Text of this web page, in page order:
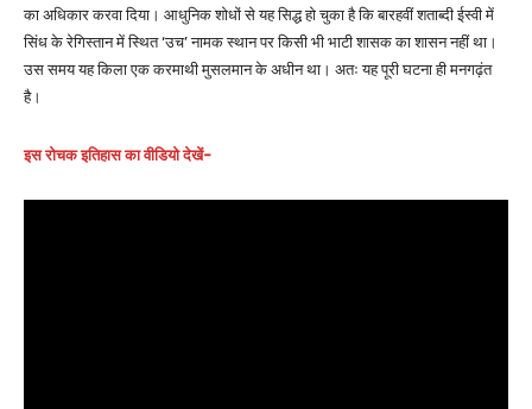
का अधिकार करवा दिया। आधुनिक शोधों से यह सिद्ध हो चुका है कि बारहवीं शताब्दी ईस्वी में
सिंध के रेगिस्तान में स्थित ‘उच’ नामक स्थान पर किसी भी भाटी शासक का शासन नहीं था।
उस समय यह किला एक करमाथी मुसलमान के अधीन था। अतः यह पूरी घटना ही मनगढ़ंत
है।
इस रोचक इतिहास का वीडियो देखें-